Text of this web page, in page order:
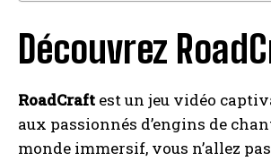
Découvrez
RoadCraft est un jeu vidéo
aux passionnés d’engins de
monde immersif, vous n’allez